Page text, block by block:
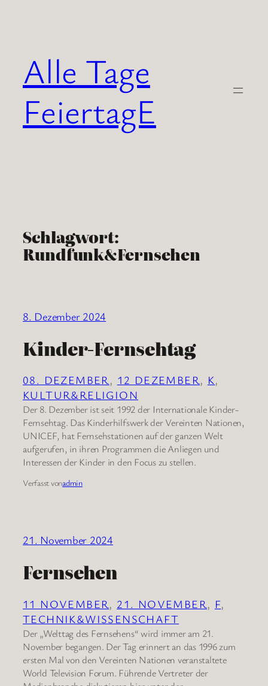
Alle Tage
FeiertagE
Schlagwort:
Rundfunk&Fernsehen
8. Dezember 2024
Kinder-Fernsehtag
08. DEZEMBER, 12 DEZEMBER, K
KULTUR&RELIGION
Der 8. Dezember ist seit 1992 der Internationale Kinder-
Fernsehtag. Das Kinderhilfswerk der Vereinten Nationen,
UNICEF, hat Fernsehstationen auf der ganzen Welt
aufgerufen, in ihren Programmen die Anliegen und
Interessen der Kinder in den Focus zu stellen.
Verfasst vonadmin
21. November 2024
Fernsehen
11 NOVEMBER, 21. NOVEMBER, F
TECHNIK&WISSENSCHAFT
Der „Welttag des Fernsehens“ wird immer am 21.
November begangen. Der Tag erinnert an das 1996 zum
ersten Mal von den Vereinten Nationen veranstaltete
World Television Forum. Führende Vertreter der